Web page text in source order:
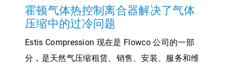
模
块
化
机
霍顿气体热控制离合器解决了气体
压缩中的过冷问题
Estis Compression 现在是 Flowco 公司的一部
分，是天然气压缩租赁、销售、安装、服务和维